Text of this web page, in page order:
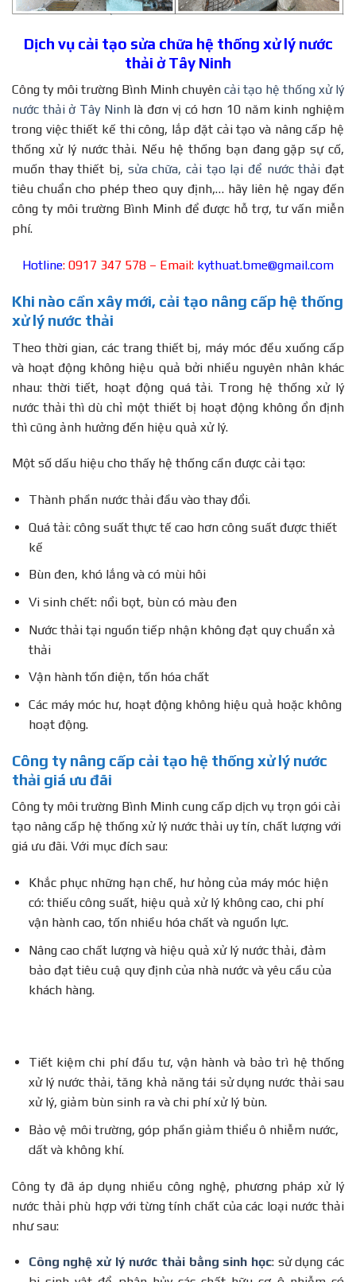
Dịch vụ cải tạo sửa chữa hệ thống xử lý nước
thải ở Tây Ninh
Công ty môi trường Bình Minh chuyên cải tạo hệ thống xử lý
nước thải ở Tây Ninhlà đơn vị có hơn 10 năm kinh nghiệm
trong việc thiết kế thi công, lắp đặt cải tạo và nâng cấp hệ
thống xử lý nước thải. Nếu hệ thống bạn đang gặp sự cố,
muốn thay thiết bị, sửa chữa, cải tạo lại để nước thải đạt
tiêu chuẩn cho phép theo quy định,… hãy liên hệ ngay đến
công ty môi trường Bình Minh để được hỗ trợ, tư vấn miễn
phí.
Hotline: 0917 347 578 – Email: kythuat.bme@gmail.com
Khi nào cần xây mới, cải tạo nâng cấp hệ thống
xử lý nước thải
Theo thời gian, các trang thiết bị, máy móc đều xuống cấp
và hoạt động không hiệu quả bởi nhiều nguyên nhân khác
nhau: thời tiết, hoạt động quá tải. Trong hệ thống xử lý
nước thải thì dù chỉ một thiết bị hoạt động không ổn định
thì cũng ảnh hưởng đến hiệu quả xử lý.
Một số dấu hiệu cho thấy hệ thống cần được cải tạo:
Thành phần nước thải đầu vào thay đổi.
Quá tải: công suất thực tế cao hơn công suất được thiết
kế
Bùn đen, khó lắng và có mùi hôi
Vi sinh chết: nổi bọt, bùn có màu đen
Nước thải tại nguồn tiếp nhận không đạt quy chuẩn xả
thải
Vận hành tốn điện, tốn hóa chất
Các máy móc hư, hoạt động không hiệu quả hoặc không
hoạt động.
Công ty nâng cấp cải tạo hệ thống xử lý nước
thải giá ưu đãi
Công ty môi trường Bình Minh cung cấp dịch vụ trọn gói cải
tạo nâng cấp hệ thống xử lý nước thải uy tín, chất lượng với
giá ưu đãi. Với mục đích sau:
Khắc phục những hạn chế, hư hỏng của máy móc hiện
có: thiếu công suất, hiệu quả xử lý không cao, chi phí
vận hành cao, tốn nhiều hóa chất và nguồn lực.
Nâng cao chất lượng và hiệu quả xử lý nước thải, đảm
bảo đạt tiêu cuậ quy định của nhà nước và yêu cầu của
khách hàng.
Tiết kiệm chi phí đầu tư, vận hành và bảo trì hệ thống
xử lý nước thải, tăng khả năng tái sử dụng nước thải sau
xử lý, giảm bùn sinh ra và chi phí xử lý bùn.
Bảo vệ môi trường, góp phần giảm thiểu ô nhiễm nước,
dất và không khí.
Công ty đã áp dụng nhiều công nghệ, phương pháp xử lý
nước thải phù hợp với từng tính chất của các loại nước thải
như sau:
Công nghệ xử lý nước thải bằng sinh học: sử dụng các